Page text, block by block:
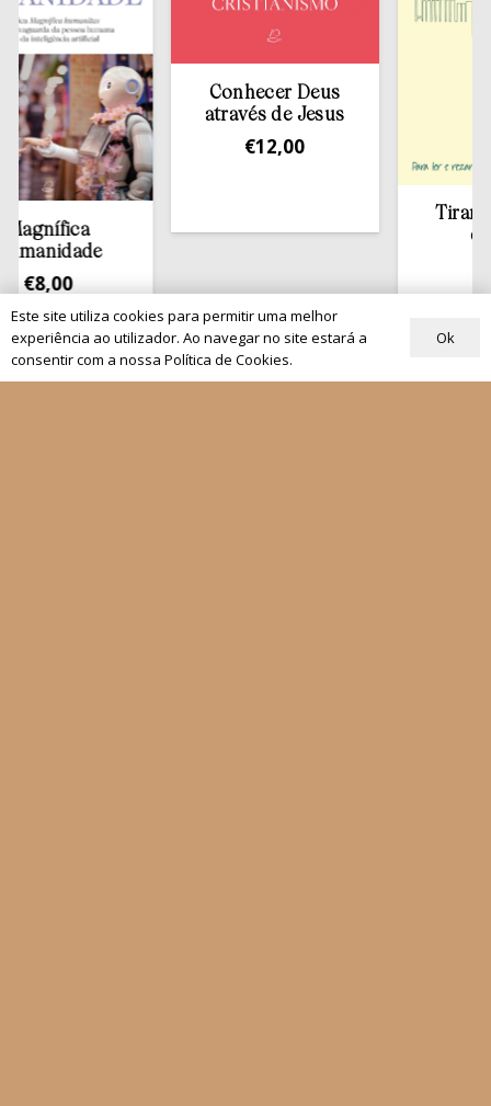
Conhecer Deus
através de Jesus
12,00
Tirar a
estante
Este site utiliza cookies para permitir uma melhor
experiência ao utilizador. Ao navegar no site estará a
consentir com a nossa Política de Cookies.
Ok